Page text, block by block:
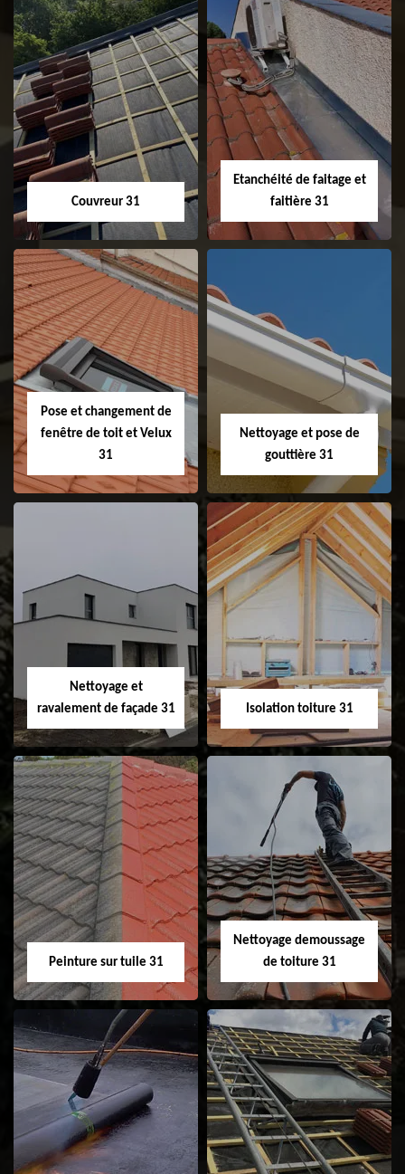
Couvreur 31
Couvreur 31
Etanchéité de faitage et
faitière 31
Etanchéité de
faitage et faitière
31
Pose et changement de
fenêtre de toit et Velux
31
Pose et
changement de
fenêtre de toit et
Velux 31
Nettoyage et pose de
gouttière 31
Nettoyage et pose
Nettoyage et
ravalement de façade 31
Nettoyage et
ravalement de
façade 31
Isolation toiture 31
Isolation toiture 31
Peinture sur tuile 31
Peinture sur tuile
31
Nettoyage demoussage
de toiture 31
Nettoyage
demoussage de
toiture 31